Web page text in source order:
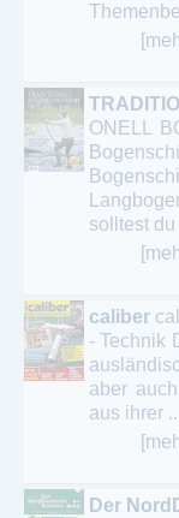
ONELL
solltest du
caliber
- Technik
aber
aus ihrer
Der